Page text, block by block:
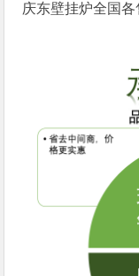
庆东壁挂炉全国